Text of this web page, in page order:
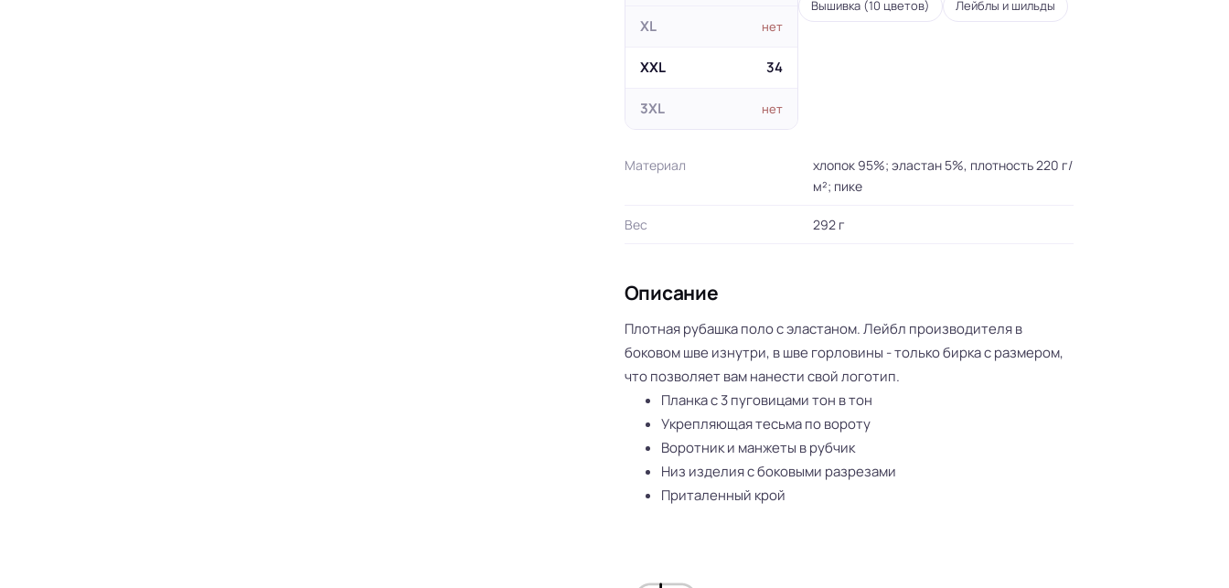
XL нет
XXL 34
3XL нет
Вышивка (10 цветов)
Лейблы и шильды
Материал
хлопок 95%; эластан 5%, плотность 220 г/
м²; пике
Вес 292 г
Описание
Плотная рубашка поло с эластаном. Лейбл производителя в
боковом шве изнутри, в шве горловины - только бирка с размером,
что позволяет вам нанести свой логотип.
Планка с 3 пуговицами тон в тон
Укрепляющая тесьма по вороту
Воротник и манжеты в рубчик
Низ изделия с боковыми разрезами
Приталенный крой